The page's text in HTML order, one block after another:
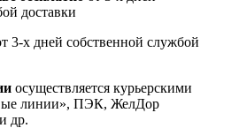
доставки
3-х дней собственной службой
осуществляется курьерскими
линии», ПЭК, ЖелДор
др.